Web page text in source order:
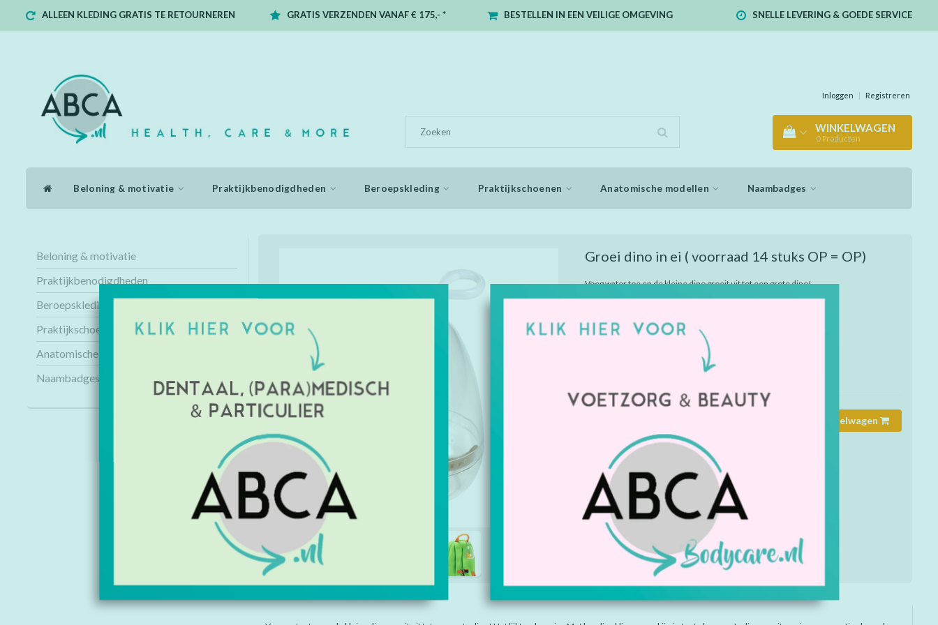
ALLEEN KLEDING GRATIS TE RETOURNEREN GRATIS VERZENDEN VANAF € 175,- * BESTELLEN IN EEN VEILIGE OMGEVING SNELLE LEVERING & GOEDE SERVICE
Inloggen | Registreren
WINKELWAGEN
0 Producten
Beloning & motivatie Praktijkbenodigdheden Beroepskleding Praktijkschoenen Anatomische modellen Naambadges
Beloning & motivatie
Praktijkbenodigdheden
Beroepskleding
Praktijkschoenen
Anatomische modellen
Naambadges
Groei dino in ei ( voorraad 14 stuks OP = OP)
Voeg water toe en de kleine dino groeit uit tot een grote dino!
Het lijkt wel magie.. Met handige klip om aan bijv. je tas te
x 12,5 cm.
8919
Op voorraad
Toevoegen aan winkelwagen